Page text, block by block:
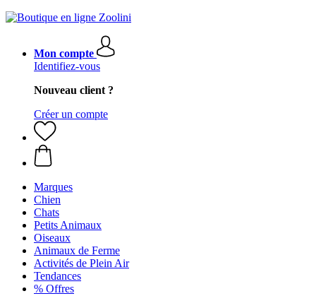
Mon compte
Identifiez-vous
Nouveau client ?
Créer un compte
Marques
Chien
Chats
Petits Animaux
Oiseaux
Animaux de Ferme
Activités de Plein Air
Tendances
% Offres